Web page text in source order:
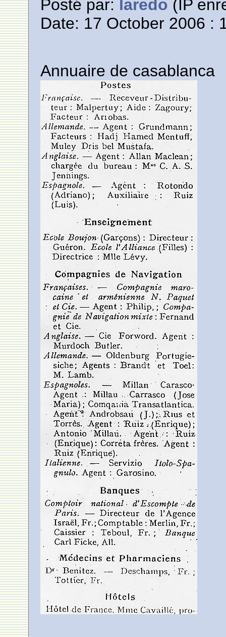
Posté par: laredo (IP
Date: 17 October 2006 :
Annuaire de casablanca